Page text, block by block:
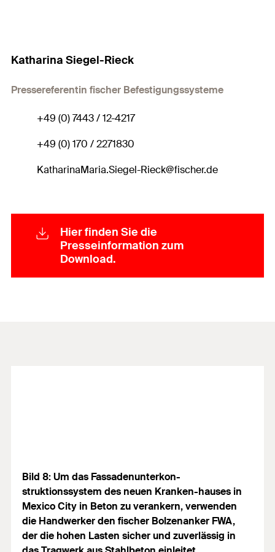
Katharina Siegel-Rieck
Pressereferentin fischer Befestigungssysteme
+49 (0) 7443 / 12-4217
+49 (0) 170 / 2271830
KatharinaMaria.Siegel-Rieck@fischer.de
Hier finden Sie die
Presseinformation zum
Download.
Bild 8: Um das Fassadenunterkon-
struktionssystem des neuen Kranken-hauses in
Mexico City in Beton zu verankern, verwenden
die Handwerker den fischer Bolzenanker FWA,
der die hohen Lasten sicher und zuverlässig in